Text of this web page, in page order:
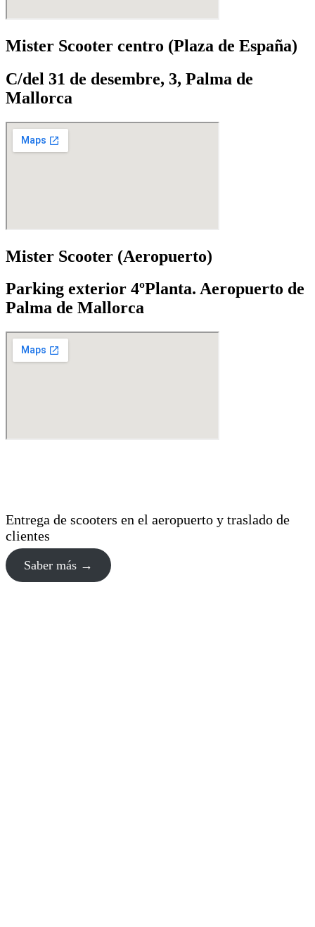
Mister Scooter centro (Plaza de España)
C/del 31 de desembre, 3, Palma de
Mallorca
Mister Scooter (Aeropuerto)
Parking exterior 4ºPlanta. Aeropuerto de
Palma de Mallorca
Entrega de scooters en el aeropuerto y traslado de
clientes
Saber más →